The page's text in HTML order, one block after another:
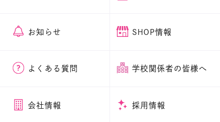
お知らせ SHOP情報
よくある質問 学校関係者の皆様へ
会社情報 採用情報